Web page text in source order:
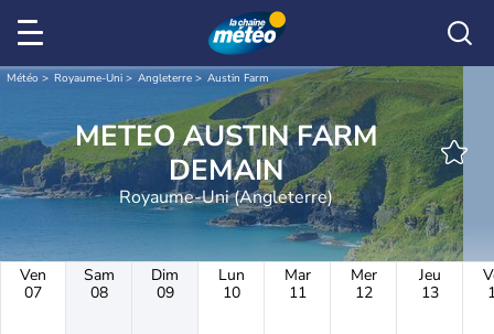
Météo Royaume-Uni Angleterre Austin Farm
METEO AUSTIN FARM
DEMAIN
Royaume-Uni (Angleterre)
Ven
07
Sam
08
Dim
09
Lun
10
Mar
11
Mer
12
Jeu
13